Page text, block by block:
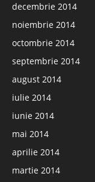
decembrie 2014
noiembrie 2014
octombrie 2014
septembrie 2014
august 2014
iulie 2014
iunie 2014
mai 2014
aprilie 2014
martie 2014